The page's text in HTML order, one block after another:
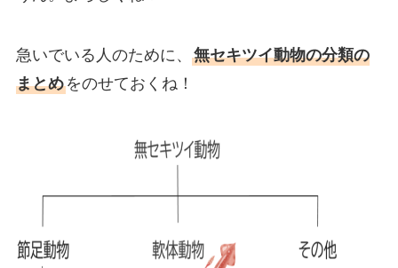
急いでいる人のために、 無セキツイ動物の分類の
まとめをのせておくね！